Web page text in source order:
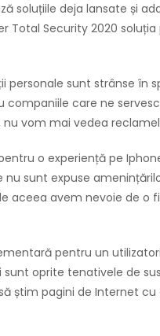
soluțiile deja lansate și
Total Security 2020
personale sunt strânse în
care ne
vom mai vedea
o experiență pe
sunt expuse
aceea avem nevoie de o
pentru un
oprite tenativele de
știm pagini de Internet